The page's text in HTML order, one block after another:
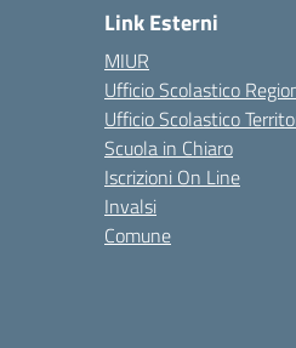
Link Esterni
MIUR
Ufficio Scolastico
Ufficio Scolastico
Scuola in Chiaro
Iscrizioni On Line
Invalsi
Comune